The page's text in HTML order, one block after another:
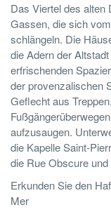
Das Viertel des alten
Gassen, die sich
schlängeln. Die
die Adern der
erfrischenden
der provenzalischen
Geflecht aus
aufzusaugen.
die Kapelle Saint-
die Rue Obscure
Erkunden Sie den
Mer